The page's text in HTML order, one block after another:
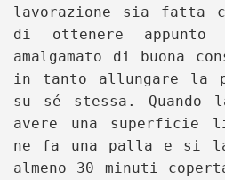
lavorazione sia fatta
di ottenere appunto
amalgamato di buona
in tanto allungare la
su sé stessa.
avere una superficie
ne fa una palla e si
almeno 30 minuti